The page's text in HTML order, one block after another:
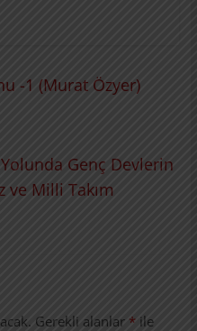
-1 (Murat Özyer)
Genç Devlerin
ve Milli Takım
Gerekli alanlar *ile